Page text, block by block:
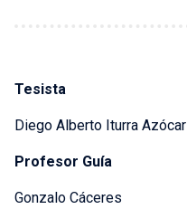
Tesista
Diego Alberto Iturra Azócar
Profesor Guía
Gonzalo Cáceres